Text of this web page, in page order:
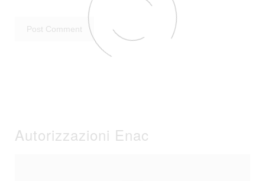
Autorizzazioni Enac